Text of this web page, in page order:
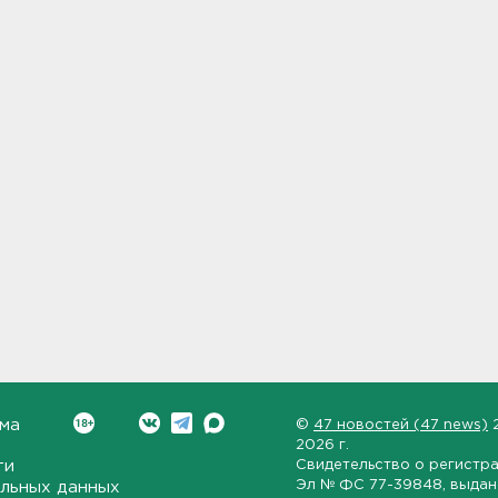
данных
© 47 новостей (47 news)
2026 г.
Свидетельство о
Эл № ФС 77-39848 ,